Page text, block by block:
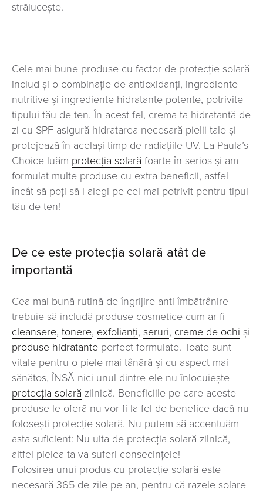
strălucește.
Cele mai bune produse cu factor de protecție solară
includ și o combinație de antioxidanți, ingrediente
nutritive și ingrediente hidratante potente, potrivite
tipului tău de ten. În acest fel, crema ta hidratantă de
zi cu SPF asigură hidratarea necesară pielii tale și
protejează în același timp de radiațiile UV. La Paula’s
Choice luăm protecția solară foarte în serios și am
formulat multe produse cu extra beneficii, astfel
încât să poți să-l alegi pe cel mai potrivit pentru tipul
tău de ten!
De ce este protecția solară atât de
importantă
Cea mai bună rutină de îngrijire anti-îmbătrânire
trebuie să includă produse cosmetice cum ar fi
cleansere, tonere, exfolianți, seruri, creme de ochi și
produse hidratante perfect formulate. Toate sunt
vitale pentru o piele mai tânără și cu aspect mai
sănătos, ÎNSĂ nici unul dintre ele nu înlocuiește
protecția solară zilnică. Beneficiile pe care aceste
produse le oferă nu vor fi la fel de benefice dacă nu
folosești protecție solară. Nu putem să accentuăm
asta suficient: Nu uita de protecția solară zilnică,
altfel pielea ta va suferi consecințele!
Folosirea unui produs cu protecție solară este
necesară 365 de zile pe an, pentru că razele solare